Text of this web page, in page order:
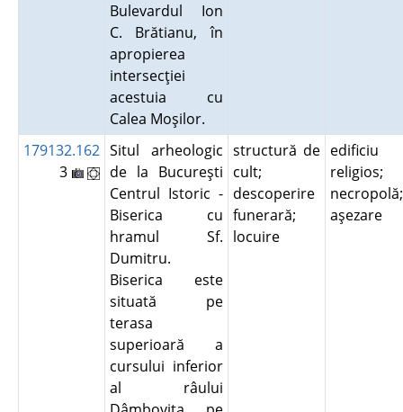
Bulevardul Ion
C. Brătianu, în
apropierea
intersecţiei
acestuia cu
Calea Moşilor.
179132.162
3
Situl arheologic
de la Bucureşti
Centrul Istoric -
Biserica cu
hramul Sf.
Dumitru.
Biserica este
situată pe
terasa
superioară a
cursului inferior
al râului
structură de
cult;
descoperire
funerară;
locuire
edificiu
religios;
necropolă;
aşezare